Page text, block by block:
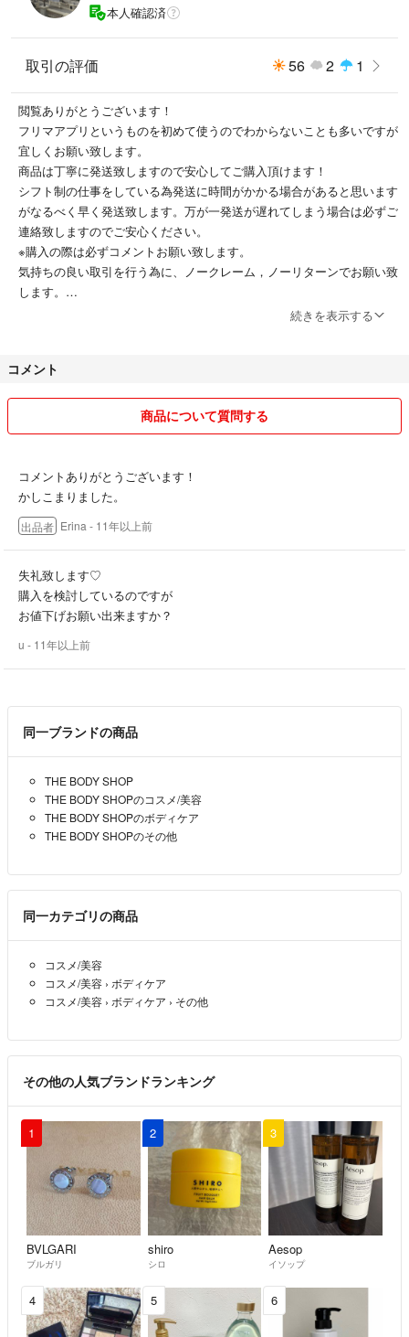
本人確認済
取引の評価 56 2 1
閲覧ありがとうございます！
フリマアプリというものを初めて使うのでわからないことも多いですが
宜しくお願い致します。
商品は丁寧に発送致しますので安心してご購入頂けます！
シフト制の仕事をしている為発送に時間がかかる場合があると思います
がなるべく早く発送致します。万が一発送が遅れてしまう場合は必ずご
連絡致しますのでご安心ください。
※購入の際は必ずコメントお願い致します。
気持ちの良い取引を行う為に、ノークレーム，ノーリターンでお願い致
します。
また，発送後の責任は負いかねますのでご了承頂ける方のみご購入をお
※12/29〜1/3は発送をお休みさせて頂きます。
続きを表示する
コメント
商品について質問する
コメントありがとうございます！
かしこまりました。
出品者 Erina - 11年以上前
失礼致します♡
購入を検討しているのですが
お値下げお願い出来ますか？
u - 11年以上前
同一ブランドの商品
THE BODY SHOP
THE BODY SHOPのコスメ/美容
THE BODY SHOPのボディケア
THE BODY SHOPのその他
同一カテゴリの商品
コスメ/美容
コスメ/美容 › ボディケア
コスメ/美容 › ボディケア › その他
その他の人気ブランドランキング
1
BVLGARI
ブルガリ
2
shiro
シロ
3
Aesop
イソップ
4 5 6